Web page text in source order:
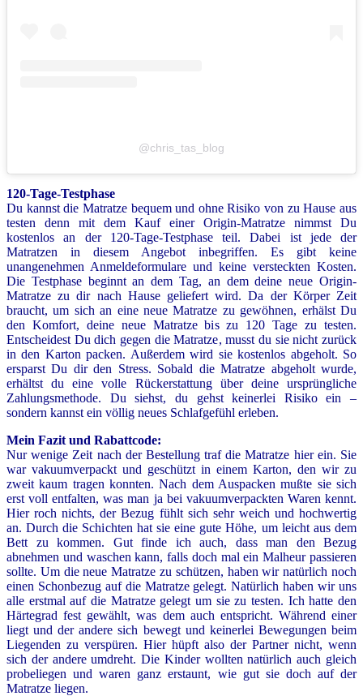
@chris_tas_blog
120-Tage-Testphase
Du kannst die Matratze bequem und ohne Risiko von zu Hause aus
testen denn mit dem Kauf einer Origin-Matratze nimmst Du
kostenlos an der 120-Tage-Testphase teil. Dabei ist jede der
Matratzen in diesem Angebot inbegriffen. Es gibt keine
unangenehmen Anmeldeformulare und keine versteckten Kosten.
Die Testphase beginnt an dem Tag, an dem deine neue Origin-
Matratze zu dir nach Hause geliefert wird. Da der Körper Zeit
braucht, um sich an eine neue Matratze zu gewöhnen, erhälst Du
den Komfort, deine neue Matratze bis zu 120 Tage zu testen.
Entscheidest Du dich gegen die Matratze, musst du sie nicht zurück
in den Karton packen. Außerdem wird sie kostenlos abgeholt. So
ersparst Du dir den Stress. Sobald die Matratze abgeholt wurde,
erhältst du eine volle Rückerstattung über deine ursprüngliche
Zahlungsmethode. Du siehst, du gehst keinerlei Risiko ein –
sondern kannst ein völlig neues Schlafgefühl erleben.
Mein Fazit und Rabattcode:
Nur wenige Zeit nach der Bestellung traf die Matratze hier ein. Sie
war vakuumverpackt und geschützt in einem Karton, den wir zu
zweit kaum tragen konnten. Nach dem Auspacken mußte sie sich
erst voll entfalten, was man ja bei vakuumverpackten Waren kennt.
Hier roch nichts, der Bezug fühlt sich sehr weich und hochwertig
an. Durch die Schichten hat sie eine gute Höhe, um leicht aus dem
Bett zu kommen. Gut finde ich auch, dass man den Bezug
abnehmen und waschen kann, falls doch mal ein Malheur passieren
sollte. Um die neue Matratze zu schützen, haben wir natürlich noch
einen Schonbezug auf die Matratze gelegt. Natürlich haben wir uns
alle erstmal auf die Matratze gelegt um sie zu testen. Ich hatte den
Härtegrad fest gewählt, was dem auch entspricht. Während einer
liegt und der andere sich bewegt und keinerlei Bewegungen beim
Liegenden zu verspüren. Hier hüpft also der Partner nicht, wenn
sich der andere umdreht. Die Kinder wollten natürlich auch gleich
probeliegen und waren ganz erstaunt, wie gut sie doch auf der
Matratze liegen.